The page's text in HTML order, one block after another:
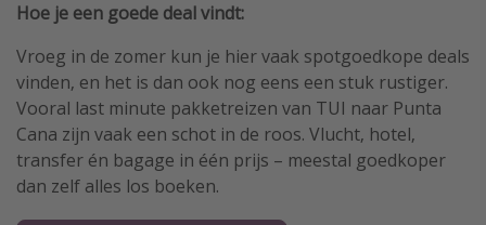
Hoe je een goede deal vindt:
Vroeg in de zomer kun je hier vaak spotgoedkope deals
vinden, en het is dan ook nog eens een stuk rustiger.
Vooral last minute pakketreizen van TUI naar Punta
Cana zijn vaak een schot in de roos. Vlucht, hotel,
transfer én bagage in één prijs – meestal goedkoper
dan zelf alles los boeken.